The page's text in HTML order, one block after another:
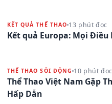
KẾT QUẢ THỂ THAO 13 phút đọc
Kết quả Europa: Mọi Điều
THỂ THAO SÔI ĐỘNG 10 phút đọc
Thể Thao Việt Nam Gặp
Hấp Dẫn